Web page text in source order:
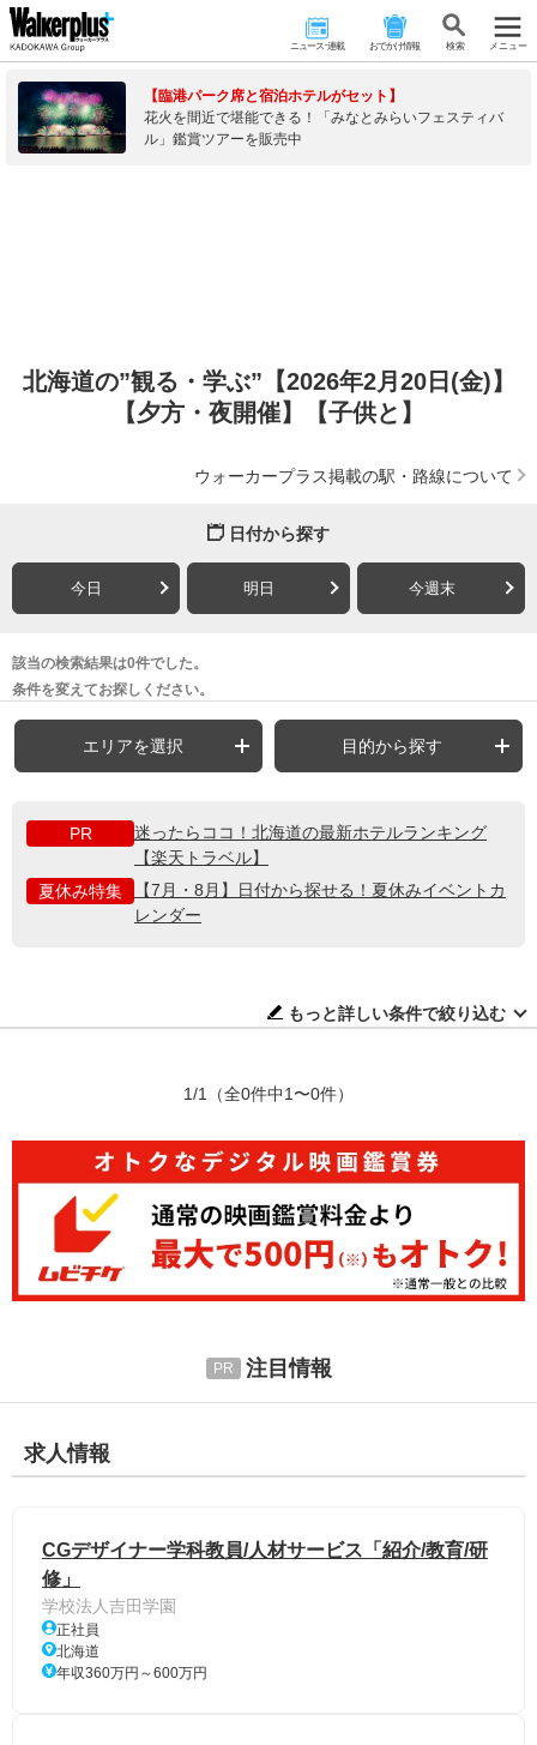
ニュース･連載 おでかけ情報 検 索 メニュー
【臨港パーク席と宿泊ホテルがセット】
花火を間近で堪能できる！「みなとみらいフェスティバ
ル」鑑賞ツアーを販売中
北海道の”観る・学ぶ”【2026年2月20日(金)】
【夕方・夜開催】【子供と】
ウォーカープラス掲載の駅・路線について
日付から探す
今日 明日 今週末
該当の検索結果は0件でした。
条件を変えてお探しください。
エリアを選択 目的から探す
PR
迷ったらココ！北海道の最新ホテルランキング
【楽天トラベル】
夏休み特集
【7月・8月】日付から探せる！夏休みイベントカ
レンダー
もっと詳しい条件で絞り込む
1/1 （全0件中1〜0件）
注目情報
求人情報
CGデザイナー学科教員/人材サービス「紹介/教育/研
修」
学校法人吉田学園
正社員
北海道
年収360万円～600万円